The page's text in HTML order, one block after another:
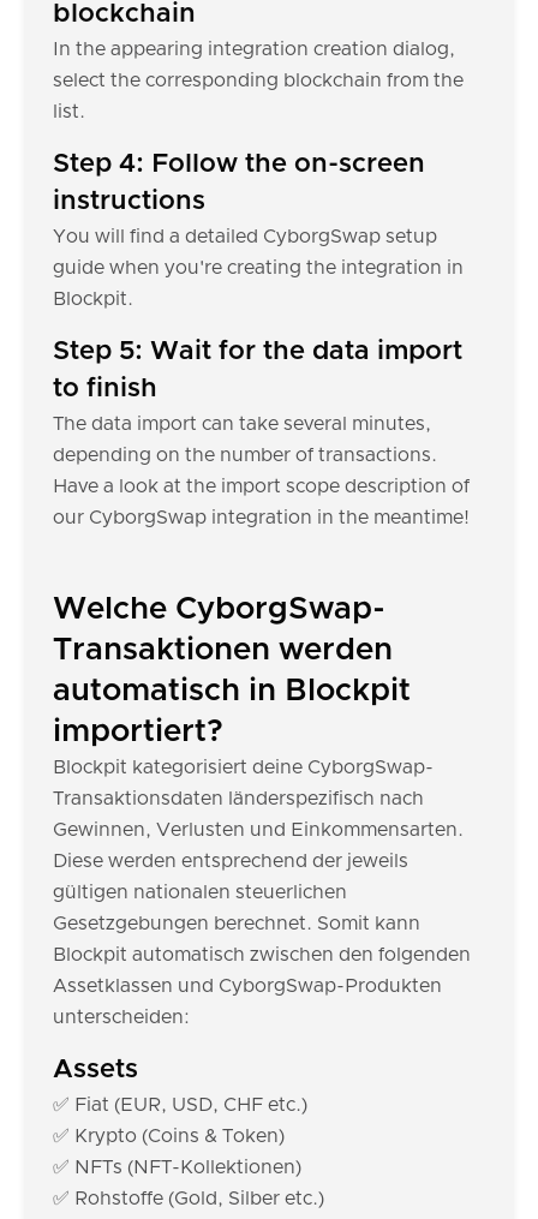
blockchain
In the appearing integration creation dialog,
select the corresponding blockchain from the
list.
Step 4: Follow the on-screen
instructions
You will find a detailed CyborgSwap setup
guide when you're creating the integration in
Blockpit.
Step 5: Wait for the data import
to finish
The data import can take several minutes,
depending on the number of transactions.
Have a look at the import scope description of
our CyborgSwap integration in the meantime!
Welche CyborgSwap-
Transaktionen werden
automatisch in Blockpit
importiert?
Blockpit kategorisiert deine CyborgSwap-
Transaktionsdaten länderspezifisch nach
Gewinnen, Verlusten und Einkommensarten.
Diese werden entsprechend der jeweils
gültigen nationalen steuerlichen
Gesetzgebungen berechnet. Somit kann
Blockpit automatisch zwischen den folgenden
Assetklassen und CyborgSwap-Produkten
unterscheiden:
Assets
✅ Fiat (EUR, USD, CHF etc.)
✅ Krypto (Coins & Token)
✅ NFTs (NFT-Kollektionen)
✅ Rohstoffe (Gold, Silber etc.)